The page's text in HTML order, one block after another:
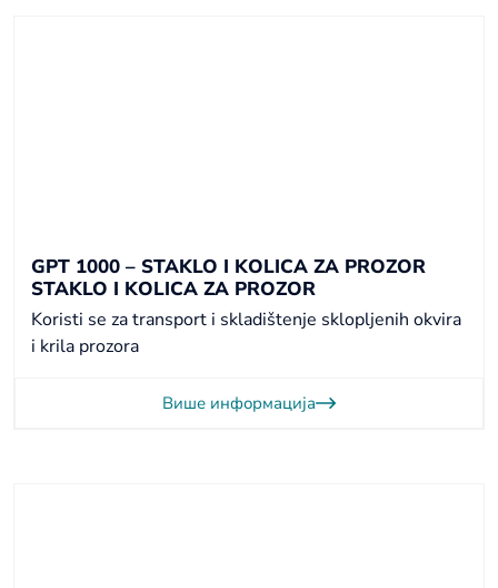
GPT 1000 – STAKLO I KOLICA ZA PROZOR
STAKLO I KOLICA ZA PROZOR
Koristi se za transport i skladištenje sklopljenih okvira
i krila prozora
Више информација